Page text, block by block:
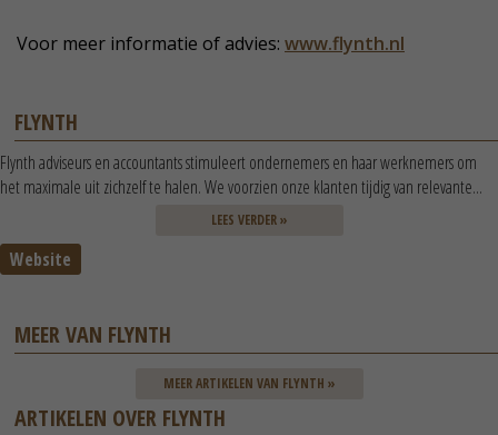
Voor meer informatie of advies: www.flynth.nl
FLYNTH
Flynth adviseurs en accountants stimuleert ondernemers en haar werknemers om
het maximale uit zichzelf te halen. We voorzien onze klanten tijdig van relevante...
LEES VERDER »
Website
MEER VAN FLYNTH
MEER ARTIKELEN VAN FLYNTH »
ARTIKELEN OVER FLYNTH